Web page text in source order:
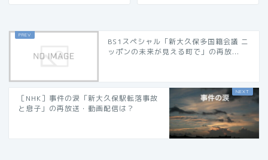
BS1スペシャル「新大久保多国籍会議 ニ
ッポンの未来が見える町で」の再放...
［NHK］事件の涙「新大久保駅転落事故
と息子」の再放送・動画配信は？